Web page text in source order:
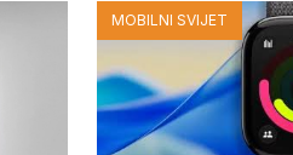
MOBILNI SVIJET